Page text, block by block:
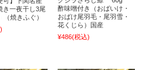
き一夜干し3尾
（焼きふぐ）
酢味噌付き（おばいけ・
おばけ尾羽毛・尾羽雪・
花くじら）国産
¥486(税込)